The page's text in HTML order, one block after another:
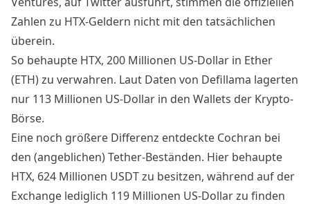
Zahlen zu HTX-Geldern nicht mit den tatsächlichen
überein.
So behaupte HTX, 200 Millionen US-Dollar in Ether
(ETH) zu verwahren. Laut Daten von Defillama lagerten
nur 113 Millionen US-Dollar in den Wallets der Krypto-
Börse.
Eine noch größere Differenz entdeckte Cochran bei
den (angeblichen) Tether-Beständen. Hier behaupte
HTX, 624 Millionen USDT zu besitzen, während auf der
Exchange lediglich 119 Millionen US-Dollar zu finden